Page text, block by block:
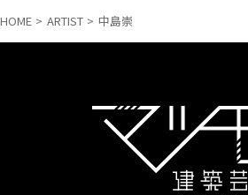
HOME ARTIST 中島崇